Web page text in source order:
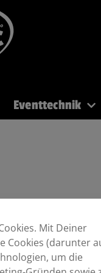
Eventtechnik
Mit Deiner
Cookies (darunter
um die